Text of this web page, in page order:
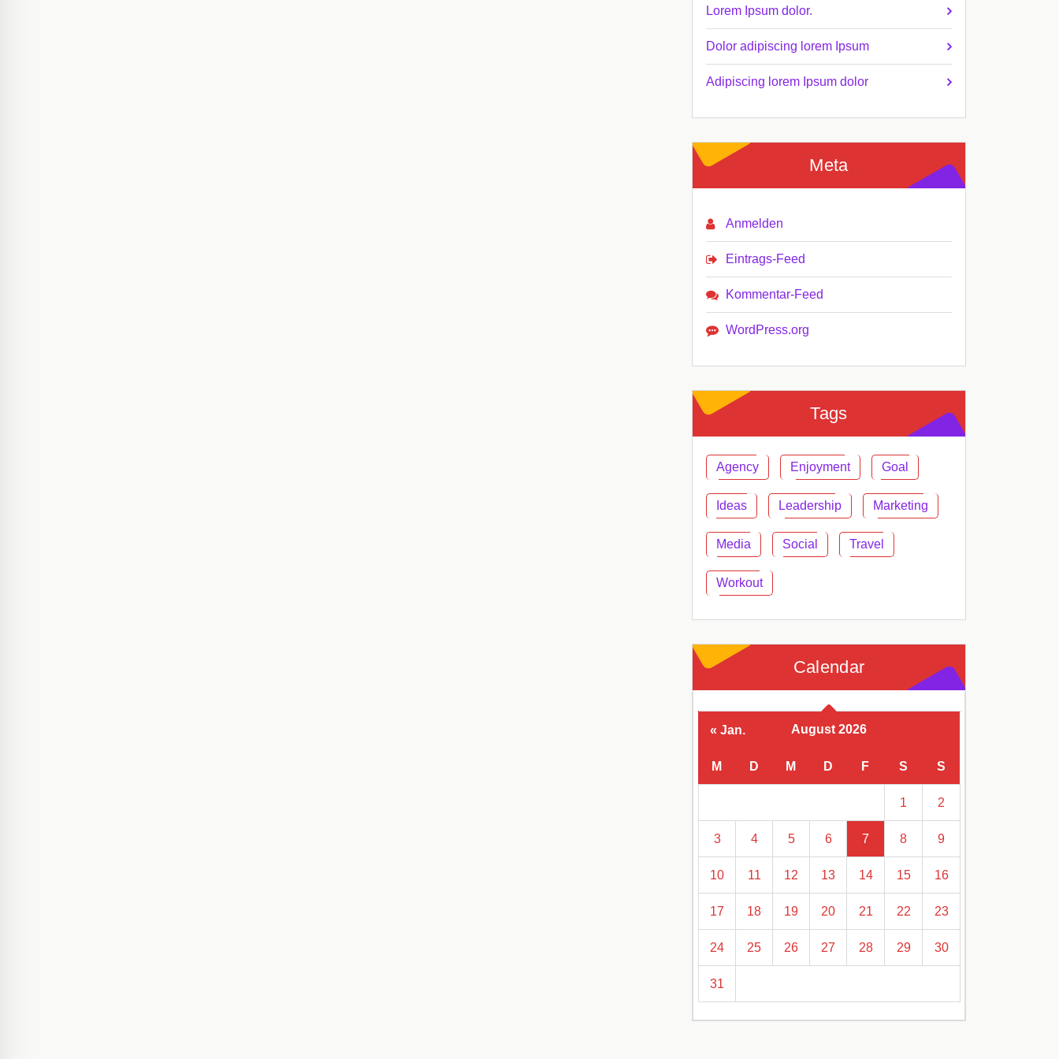
Lorem Ipsum dolor.
Dolor adipiscing lorem Ipsum
Adipiscing lorem Ipsum dolor
Meta
Anmelden
Eintrags-Feed
Kommentar-Feed
WordPress.org
Tags
Agency Enjoyment Goal
Ideas Leadership Marketing
Media Social Travel
Workout
Calendar
August 2026
M D M D F S S
1 2
3 4 5 6 7 8 9
10 11 12 13 14 15 16
17 18 19 20 21 22 23
24 25 26 27 28 29 30
31
« Jan.